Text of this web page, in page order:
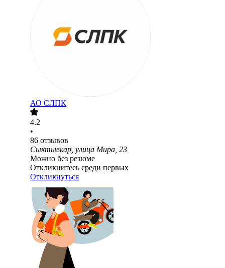
АО СЛПК
4.2
•
86 отзывов
Сыктывкар, улица Мира, 23
Можно без резюме
Откликнитесь среди первых
Откликнуться